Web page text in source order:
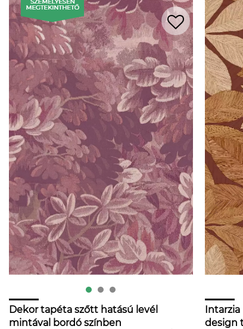
Dekor tapéta szőtt hatású levél
mintával bordó színben
design